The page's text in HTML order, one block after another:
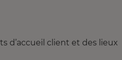
d’accueil client et des lieux